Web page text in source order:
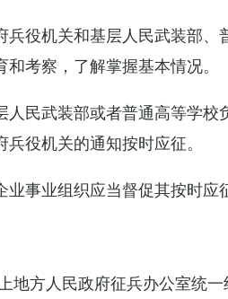
役机关和基层人民武装部
考察，了解掌握基本情况。
民武装部或者普通高等学
役机关的通知按时应征。
事业组织应当督促其按时应
地方人民政府征兵办公室统